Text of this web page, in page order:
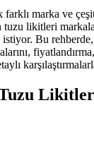
marka ve
likitleri
istiyor. Bu